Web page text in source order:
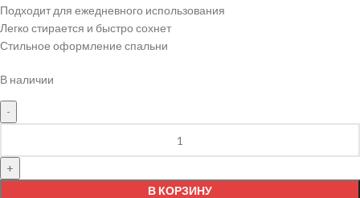
Подходит для ежедневного использования
Легко стирается и быстро сохнет
Стильное оформление спальни
В наличии
В КОРЗИНУ